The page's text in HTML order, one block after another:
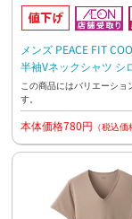
メンズ PEACE FIT
半袖Vネックシャツ シ
この商品にはバリエーショ
す。
本体価格780円 （税込価